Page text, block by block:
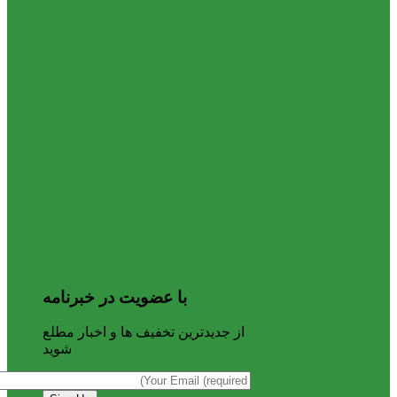
با عضویت در خبرنامه
از جدیدترین تخفیف ها و اخبار مطلع
شوید